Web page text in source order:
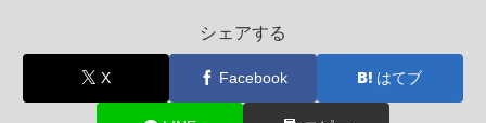
シェアする
X Facebook はてブ